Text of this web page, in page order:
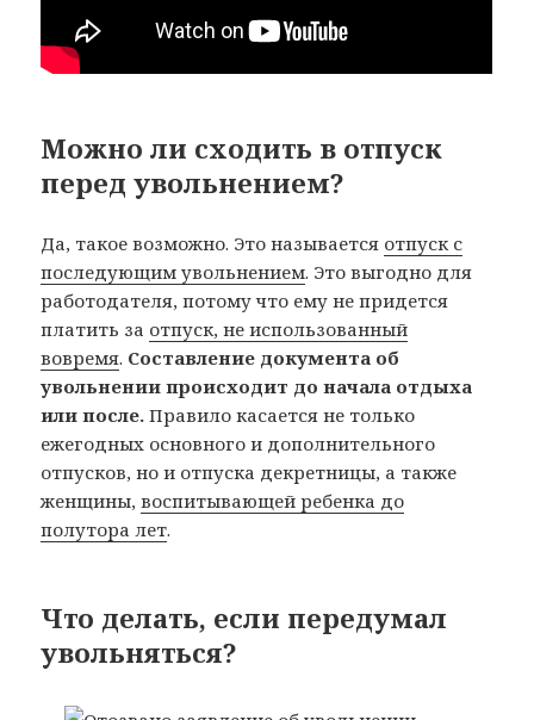
Можно ли сходить в отпуск
перед увольнением?
Да, такое возможно. Это называется отпуск с
последующим увольнением. Это выгодно для
работодателя, потому что ему не придется
платить за отпуск, не использованный
вовремя. Составление документа об
увольнении происходит до начала отдыха
или после. Правило касается не только
ежегодных основного и дополнительного
отпусков, но и отпуска декретницы, а также
женщины,воспитывающей ребенка до
полутора лет.
Что делать, если передумал
увольняться?